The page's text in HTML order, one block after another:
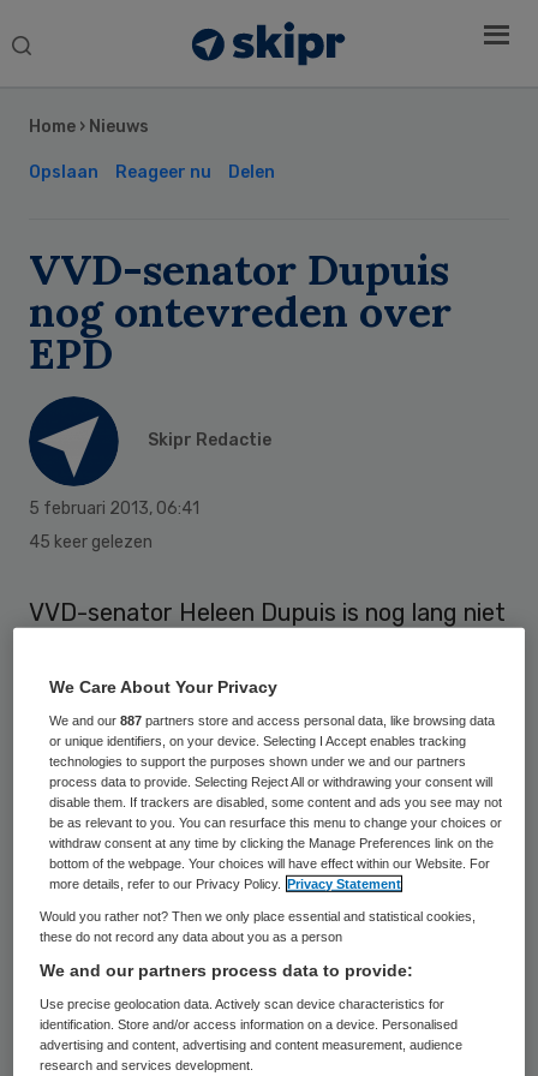
Search
Home › Nieuws
Opslaan Reageer nu Delen
VVD-senator Dupuis
nog ontevreden over
EPD
Skipr Redactie
5 februari 2013, 06:41
45 keer gelezen
VVD-senator Heleen Dupuis is nog lang niet
van minister Edith Schippers
(Volksgezondheid) voor het elektronisch
patiëntendossier (EPD). Ze vindt dat het
nog te veel onduidelijkheden bevat,
bijvoorbeeld over het gebruik van de
medische gegevens. Ook denkt ze dat het
voor huisartsen “een enorme klus” wordt
om het dossier bij te houden.
Dupuis zei dat maandag in een toelichting
op eenbericht in NRC Handelsblad. Ze roept
de Tweede Kamer op te zorgen dat “de
Sidebar
We Care About Your Privacy
We and our887 partners store and access personal data, like browsing data
or unique identifiers, on your device. Selecting I Accept enables tracking
technologies to support the purposes shown under we and our partners
process data to provide. Selecting Reject All or withdrawing your consent will
disable them. If trackers are disabled, some content and ads you see may not
be as relevant to you. You can resurface this menu to change your choices or
withdraw consent at any time by clicking the Manage Preferences link on the
bottom of the webpage. Your choices will have effect within our Website. For
more details, refer to our Privacy Policy.
Privacy Statement
Would you rather not? Then we only place essential and statistical cookies,
these do not record any data about you as a person
We and our partners process data to provide:
Use precise geolocation data. Actively scan device characteristics for
identification. Store and/or access information on a device. Personalised
advertising and content, advertising and content measurement, audience
research and services development.